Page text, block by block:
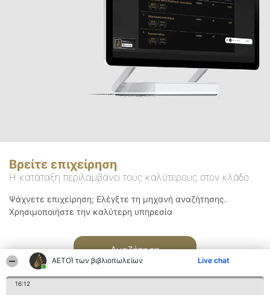
ΑΕΤΟΊ των βιβλιοπωλείων Live chat
16:12
Βρείτε επιχείρηση
Η κατάταξη περιλαμβάνει τους καλύτερους στον κλάδο
Ψάχνετε επιχείρηση; Ελέγξτε τη μηχανή αναζήτησης.
Χρησιμοποιήστε την καλύτερη υπηρεσία
Αναζήτηση